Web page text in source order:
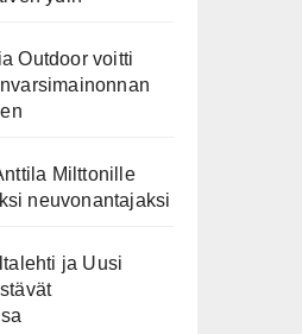
Outdoor voitti
Milttonille
neuvonantajaksi
ja Uusi